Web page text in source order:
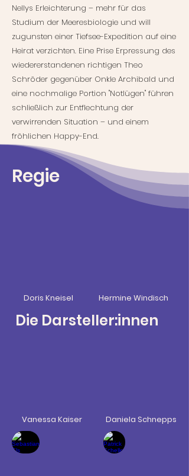
Nellys Erleichterung – mehr für das
Studium der Meeresbiologie und will
zugunsten einer Tiefsee-Expedition auf eine
Heirat verzichten. Eine Prise Erpressung des
wiedererstandenen richtigen Theo
Schröder gegenüber Onkle Archibald und
eine nochmalige Portion "Notlügen" führen
schließlich zur Entflechtung der
verwirrenden Situation – und einem
fröhlichen Happy-End.
Regie
Hermine Windisch
Doris Kneisel
Die Darsteller:innen
Vanessa Kaiser Daniela Schnepps